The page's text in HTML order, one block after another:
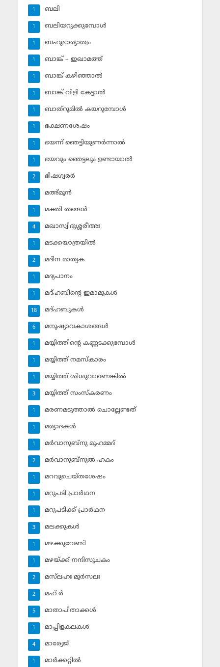
ബലി
1
ബലിയറുക്കുമ്പോള്‍
1
ബഹുഭാര്യാത്വം
1
ബാങ്ക് – ഇഖാമത്ത്
1
ബാങ്ക് കഴിഞ്ഞാല്‍
1
ബാങ്ക് വിളി കേട്ടാല്‍
1
ബാത്‌റൂമില്‍ കയറുമ്പോള്‍
1
ഭക്ഷണശേഷം
1
ഭയന്ന് ഞെട്ടിയുണര്‍ന്നാല്‍
1
ഭയവും ഞെട്ടലും ഉണ്ടായാല്‍
1
ഭിഷഗ്വരര്‍
2
മഅ്മൂന്‍
1
മക്തി തങ്ങള്‍
1
മഖാസ്വിദുശ്ശരീഅഃ
4
മടക്കയാത്രയില്‍
1
മദീന മാതൃക
2
മദ്യപാനം
1
മദ്ഹബിന്റെ ഇമാമുകള്‍
1
മദ്ഹബുകള്‍
18
മനുഷ്യാവകാശങ്ങള്‍
6
മയ്യിത്തിന്റെ കണ്ണടക്കുമ്പോള്‍
1
മയ്യിത്ത് നമസ്‌കാരം
1
മയ്യിത്ത് ശിശുവാണെങ്കില്‍
1
മയ്യിത്ത് സംസ്‌കരണം
3
മരണമടുത്താല്‍ ചൊല്ലേണ്ടത്
1
മര്യാദകള്‍
1
മര്‍വാനുബ്‌നു മുഹമ്മദ്
1
മര്‍വാനുബ്‌നുല്‍ ഹകം
2
മറവുചെയ്തശേഷം
1
മറുപടി പ്രാര്‍ഥന
1
മറുപടിക്ക് പ്രാര്‍ഥന
1
മലക്കുകള്‍
3
മഴക്കുവേണ്ടി
1
മഴയ്ക്ക് നന്ദിസൂചകം
1
മസ്‌ലഹഃ മുര്‍സലഃ
2
മഹ് ര്‍
2
മാതാപിതാക്കള്‍
5
മാപ്പിളകലകള്‍
1
മാര്യേജ്
4
മാര്‍ക്കറ്റില്‍
1